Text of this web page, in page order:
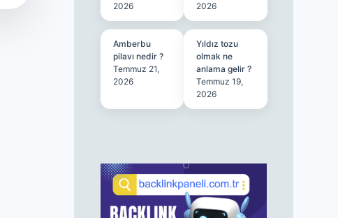
2026
2026
Amberbu
pilavı nedir ?
Temmuz 21,
2026
Yıldız tozu
olmak ne
anlama gelir ?
Temmuz 19,
2026